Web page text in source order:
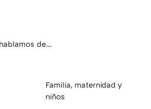
de...
Familia, maternidad y
niños